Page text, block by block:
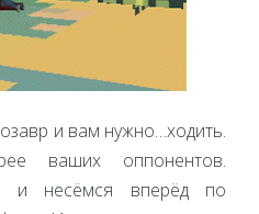
и вам нужно…ходить.
ваших оппонентов.
и несёмся вперёд по